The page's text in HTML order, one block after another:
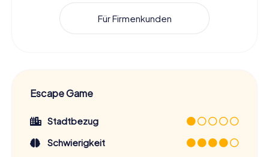
Für Firmenkunden
Escape Game
Stadtbezug
Schwierigkeit